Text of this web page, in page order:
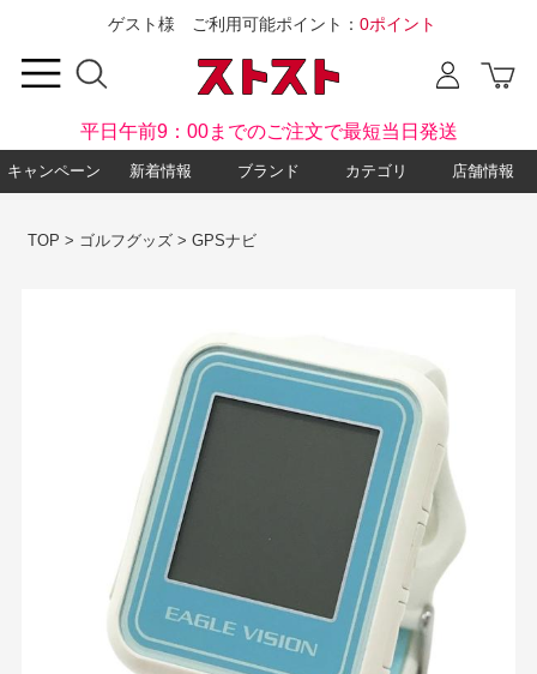
ゲスト様 ご利用可能ポイント： 0ポイント
平日午前9：00までのご注文で最短当日発送
キャンペーン 新着情報 ブランド カテゴリ 店舗情報
TOP > ゴルフグッズ> GPSナビ